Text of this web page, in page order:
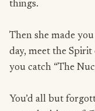
things.
Then she made
day, meet the Spirit
you catch “The
You’d all but